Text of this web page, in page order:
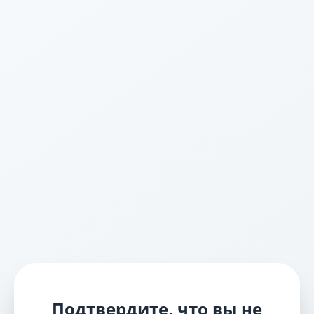
Подтвердите, что вы не